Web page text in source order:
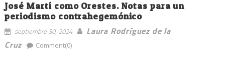
José Martí como Orestes. Notas para un
periodismo contrahegemónico
septiembre 30, 2024
Laura Rodríguez de la
Cruz
Comment(0)